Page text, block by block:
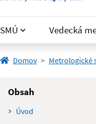
SMÚ Vedecká
Domov Metrologické
Obsah
Úvod